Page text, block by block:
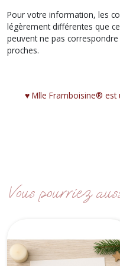
Pour votre information, les
légèrement différentes que
peuvent ne pas
proches.
♥︎ Mlle Framboisine® est
Vous pourriez